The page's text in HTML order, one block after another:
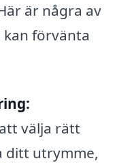
är några av
förvänta
välja rätt
ditt utrymme,